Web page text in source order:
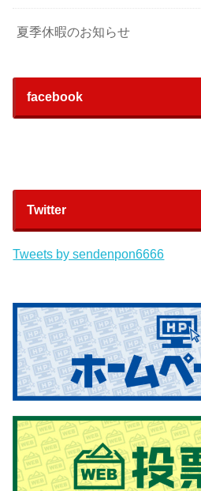
夏季休暇のお知らせ
facebook
Twitter
Tweets by sendenpon6666